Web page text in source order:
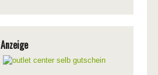
Anzeige